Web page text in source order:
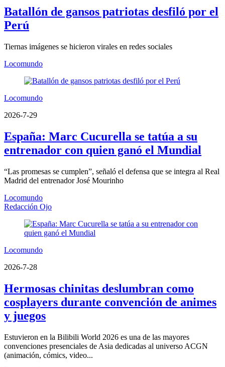
Batallón de gansos patriotas desfiló por el
Perú
Tiernas imágenes se hicieron virales en redes sociales
Locomundo
Locomundo
2026-7-29
España: Marc Cucurella se tatúa a su
entrenador con quien ganó el Mundial
“Las promesas se cumplen”, señaló el defensa que se integra al Real
Madrid del entrenador José Mourinho
Locomundo
Redacción Ojo
Locomundo
2026-7-28
Hermosas chinitas deslumbran como
cosplayers durante convención de animes
y juegos
Estuvieron en la Bilibili World 2026 es una de las mayores
convenciones presenciales de Asia dedicadas al universo ACGN
(animación, cómics, video...